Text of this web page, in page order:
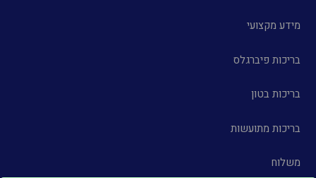
מידע מקצועי
בריכות פיברגלס
בריכות בטון
בריכות מתועשות
משלוח